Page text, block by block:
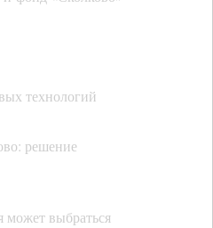
технологий
решение
может выбраться